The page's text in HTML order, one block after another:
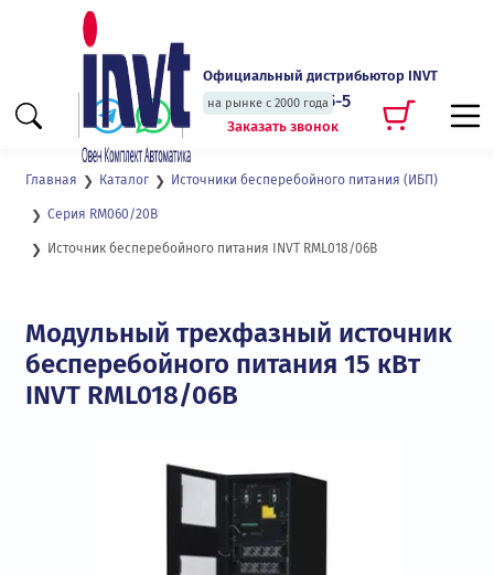
Официальный дистрибьютор INVT
на рынке с 2000 года
+7 (495) 135-135-5
Заказать звонок
Главная Каталог Источники бесперебойного питания (ИБП)
Серия RM060/20B
Источник бесперебойного питания INVT RML018/06B
Модульный трехфазный источник
бесперебойного питания 15 кВт
INVT RML018/06B